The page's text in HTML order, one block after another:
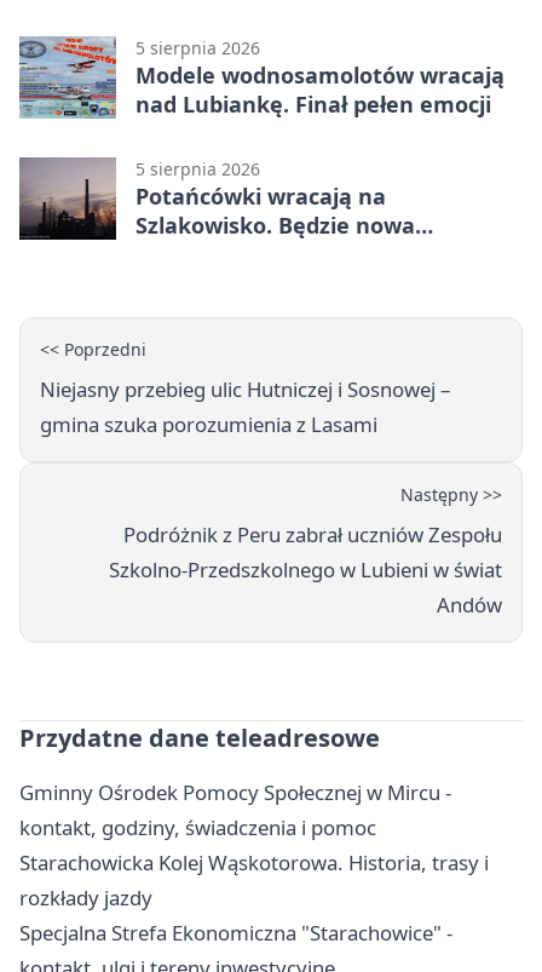
5 sierpnia 2026
Modele wodnosamolotów wracają
nad Lubiankę. Finał pełen emocji
5 sierpnia 2026
Potańcówki wracają na
Szlakowisko. Będzie nowa
<< Poprzedni
Niejasny przebieg ulic Hutniczej i Sosnowej –
gmina szuka porozumienia z Lasami
Następny >>
Podróżnik z Peru zabrał uczniów Zespołu
Szkolno‑Przedszkolnego w Lubieni w świat
Andów
Przydatne dane teleadresowe
Gminny Ośrodek Pomocy Społecznej w Mircu -
kontakt, godziny, świadczenia i pomoc
Starachowicka Kolej Wąskotorowa. Historia, trasy i
rozkłady jazdy
Specjalna Strefa Ekonomiczna "Starachowice" -